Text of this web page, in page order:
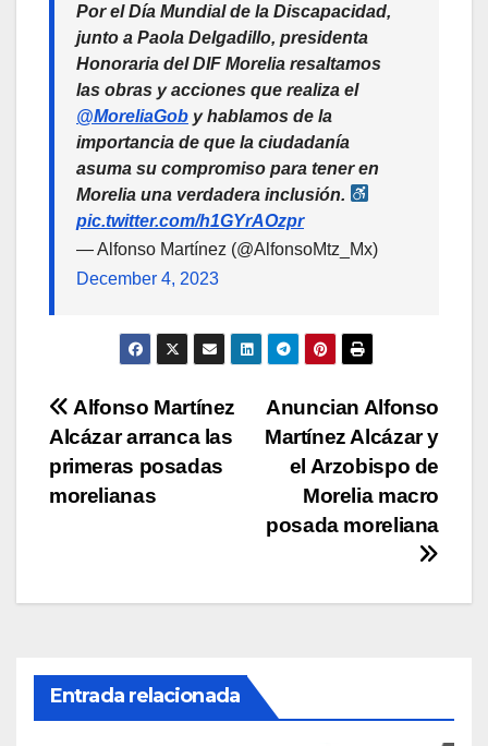
Por el Día Mundial de la Discapacidad,
junto a Paola Delgadillo, presidenta
Honoraria del DIF Morelia resaltamos
las obras y acciones que realiza el
@MoreliaGob y hablamos de la
importancia de que la ciudadanía
asuma su compromiso para tener en
Morelia una verdadera inclusión.
pic.twitter.com/h1GYrAOzpr
— Alfonso Martínez (@AlfonsoMtz_Mx)
December 4, 2023
Navegación
de
entradas
Anuncian Alfonso
Martínez Alcázar y
el Arzobispo de
Morelia macro
posada moreliana
Alfonso Martínez
Alcázar arranca las
primeras posadas
morelianas
Entrada relacionada